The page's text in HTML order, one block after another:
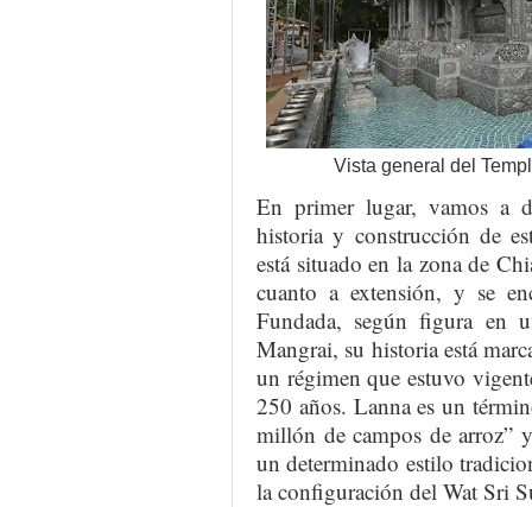
Vista general del
En primer lugar, vamos a
historia y construcción de
está situado en la zona de
cuanto a extensión, y se
Fundada, según figura en
Mangrai, su historia está
un régimen que estuvo
250 años. Lanna es un
millón de campos de arroz”
un determinado estilo
la configuración del Wat Sri